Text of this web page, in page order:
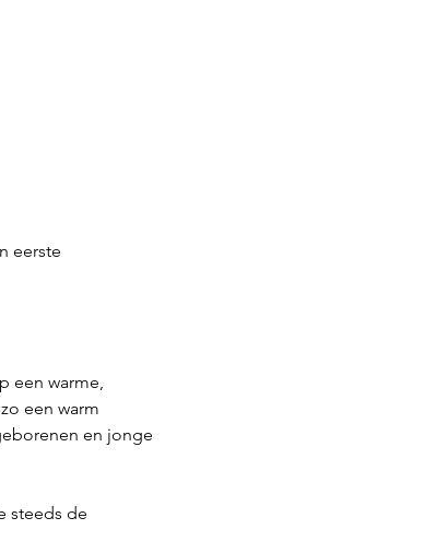
eerste
een warme,
een warm
en jonge
steeds de